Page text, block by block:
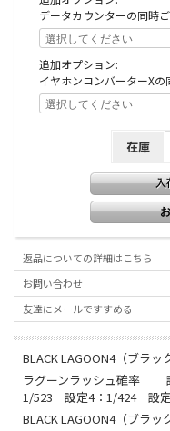
データカウンターの同時ご
追加オプション:
イヤホンコンバーターXの
在庫
返品についての詳細はこちら
お問い合わせ
友達にメールですすめる
BLACK LAGOON4（ブラ
ラグーンラッシュ確率
1/523 設定4：1/424 設
BLACK LAGOON4（ブラ